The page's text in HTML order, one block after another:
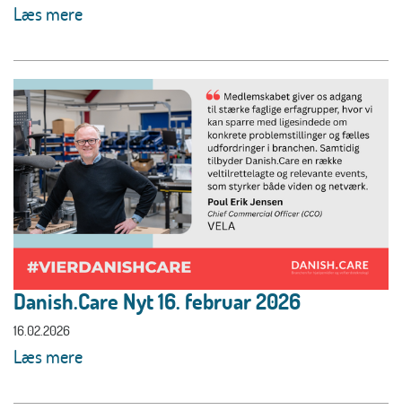
Læs mere
Danish.Care Nyt 16. februar 2026
16.02.2026
Læs mere